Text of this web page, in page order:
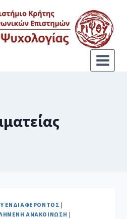
ΕΝΔΙΑΦΈΡΟΝΤΟΣ |
ΑΝΑΚΟΊΝΩΣΗ |